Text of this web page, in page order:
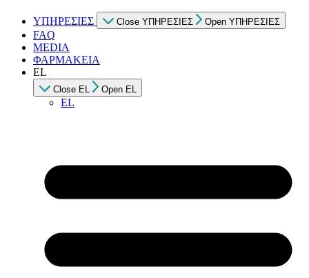
ΥΠΗΡΕΣΙΕΣ Close ΥΠΗΡΕΣΙΕΣ Open ΥΠΗΡΕΣΙΕΣ
FAQ
MEDIA
ΦΑΡΜΑΚΕΙΑ
EL
Close EL Open EL
EL